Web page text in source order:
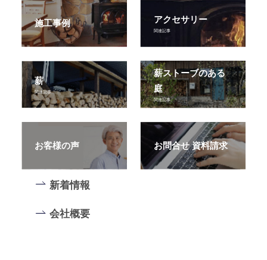
施工事例 アクセサリー
関連記事
薪
関連記事
薪ストーブのある
庭
関連記事
お客様の声
新着情報
会社概要
お問合せ 資料請求